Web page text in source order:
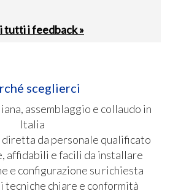
tutti i feedback »
sceglierci
assemblaggio e collaudo in
Italia
da personale qualificato
affidabili e facili da installare
e configurazione su richiesta
tecniche chiare e conformità